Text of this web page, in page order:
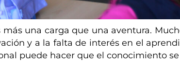
una carga que una aventura.
y a la falta de interés en el
puede hacer que el conocimiento